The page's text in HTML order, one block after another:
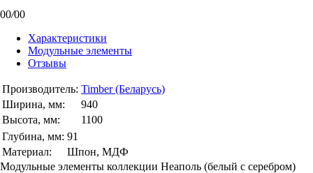
00/00
Характеристики
Модульные элементы
Отзывы
Производитель: Timber (Беларусь)
Ширина, мм:
940
Высота, мм:
1100
Глубина, мм: 91
Материал:
Шпон, МДФ
Модульные элементы коллекции Неаполь (белый с серебром)